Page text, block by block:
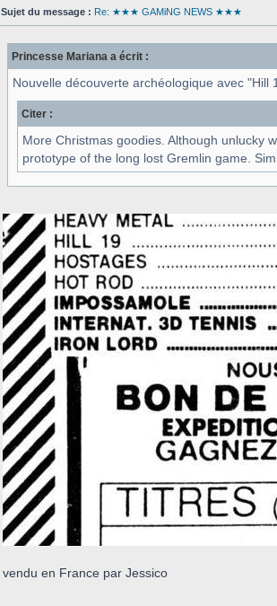
Sujet du message : Re: ★★★ GAMiNG NEWS ★★★
Princesse Mariana a écrit :
Nouvelle découverte archéologique avec "Hill
Citer :
More Christmas goodies. Although unlucky
prototype of the long lost Gremlin game.
vendu en France par Jessico